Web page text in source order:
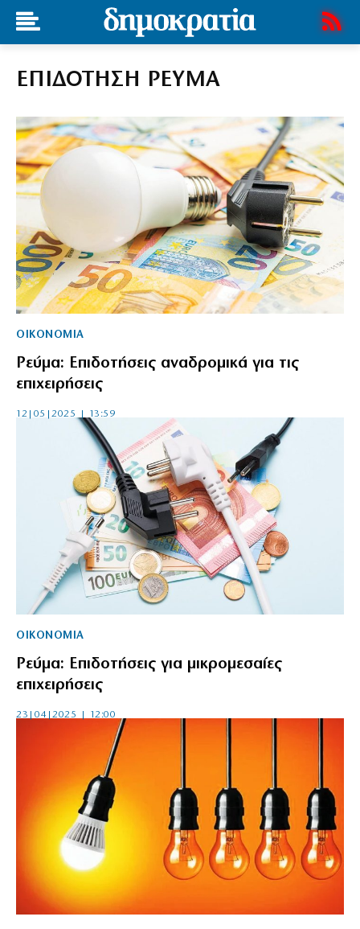
ΕΠΙΔΟΤΗΣΗ ΡΕΥΜΑ
ΟΙΚΟΝΟΜΙΑ
Ρεύμα: Επιδοτήσεις αναδρομικά για τις
επιχειρήσεις
12|05|2025 | 13:59
ΟΙΚΟΝΟΜΙΑ
Ρεύμα: Επιδοτήσεις για μικρομεσαίες
επιχειρήσεις
23|04|2025 | 12:00